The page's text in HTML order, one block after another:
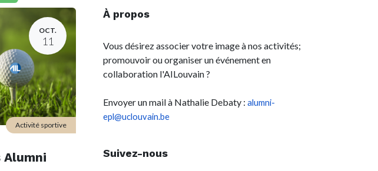
OCT.
11
Alumni
Activité sportive
À propos
Vous désirez associer votre image à nos activités;
promouvoir ou organiser un événement en
collaboration l'AILouvain ?
Envoyer un mail à Nathalie Debaty : alumni-
epl@uclouvain.be
Suivez-nous